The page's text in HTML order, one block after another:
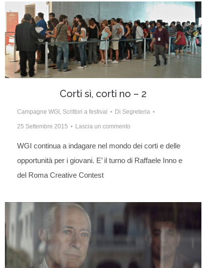
Corti sì, corti no – 2
Campagne WGI Scrittori a festival Di Segreteria
25 Settembre 2015 Lascia un commento
WGI continua a indagare nel mondo dei corti e delle
opportunità per i giovani. E’ il turno di Raffaele Inno e
del Roma Creative Contest